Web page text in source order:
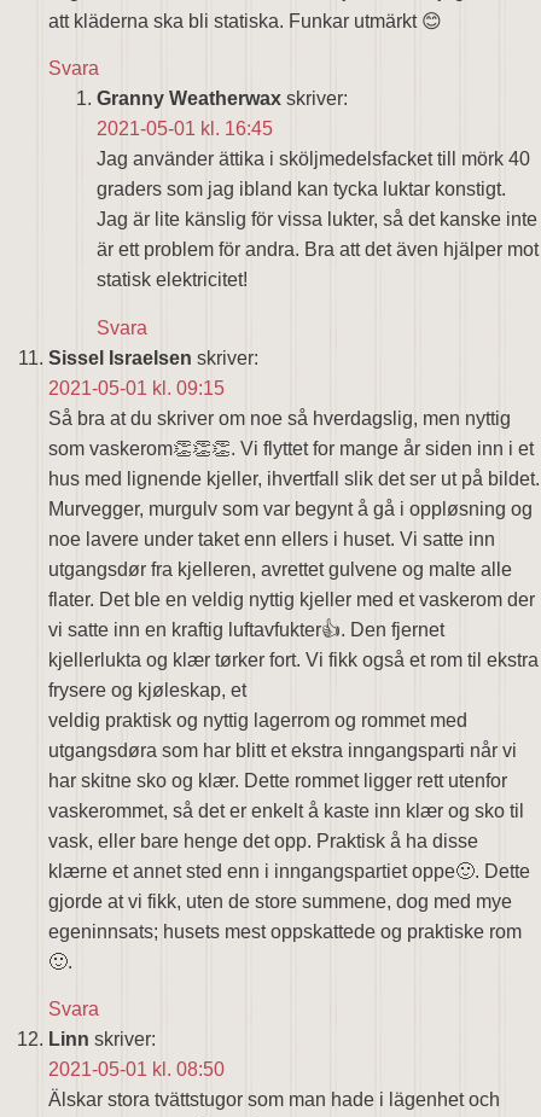
att kläderna ska bli statiska. Funkar utmärkt 😊
Svara
Granny Weatherwax skriver:
2021-05-01 kl. 16:45
Jag använder ättika i sköljmedelsfacket till mörk 40
graders som jag ibland kan tycka luktar konstigt.
Jag är lite känslig för vissa lukter, så det kanske inte
är ett problem för andra. Bra att det även hjälper mot
statisk elektricitet!
Svara
Sissel Israelsen skriver:
2021-05-01 kl. 09:15
Så bra at du skriver om noe så hverdagslig, men nyttig
som vaskerom👏👏👏. Vi flyttet for mange år siden inn i et
hus med lignende kjeller, ihvertfall slik det ser ut på bildet.
Murvegger, murgulv som var begynt å gå i oppløsning og
noe lavere under taket enn ellers i huset. Vi satte inn
utgangsdør fra kjelleren, avrettet gulvene og malte alle
flater. Det ble en veldig nyttig kjeller med et vaskerom der
vi satte inn en kraftig luftavfukter👍. Den fjernet
kjellerlukta og klær tørker fort. Vi fikk også et rom til ekstra
frysere og kjøleskap, et
veldig praktisk og nyttig lagerrom og rommet med
utgangsdøra som har blitt et ekstra inngangsparti når vi
har skitne sko og klær. Dette rommet ligger rett utenfor
vaskerommet, så det er enkelt å kaste inn klær og sko til
vask, eller bare henge det opp. Praktisk å ha disse
klærne et annet sted enn i inngangspartiet oppe🙂. Dette
gjorde at vi fikk, uten de store summene, dog med mye
egeninnsats; husets mest oppskattede og praktiske rom
🙂.
Svara
Linn skriver:
2021-05-01 kl. 08:50
Älskar stora tvättstugor som man hade i lägenhet och